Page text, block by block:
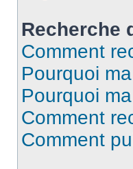
Recherche
Comment
Pourquoi
Pourquoi
Comment
Comment